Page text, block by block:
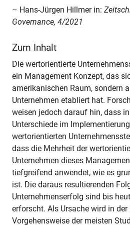
– Hans-Jürgen Hillmer in:
Governance, 4/2021
Zum Inhalt
Die wertorientierte
ein Management Konzept, das
amerikanischen Raum, sondern
Unternehmen etabliert hat.
weisen jedoch darauf hin, dass
Unterschiede im
wertorientierten
dass die Mehrheit der
Unternehmen dieses
tiefgreifend anwendet, wie es
ist. Die daraus resultierenden
Unternehmenserfolg sind bis
erforscht. Als Ursache wird in
Vorgehensweise der meisten